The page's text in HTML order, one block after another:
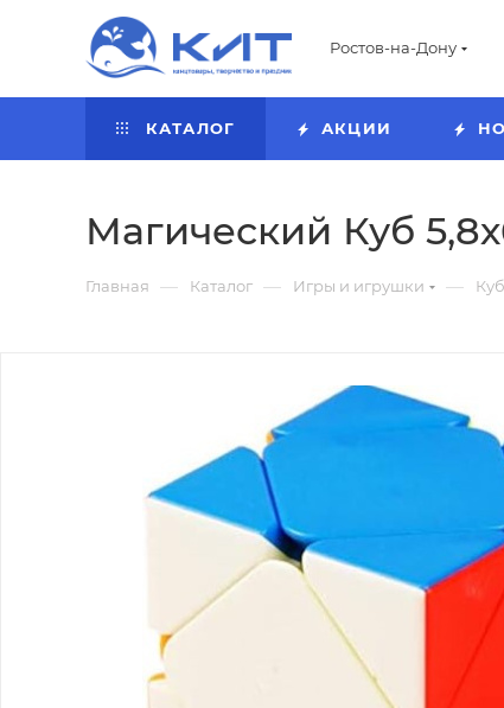
Ростов-на-Дону
КАТАЛОГ АКЦИИ
Магический Куб
Главная — Каталог — Игры и игрушки —